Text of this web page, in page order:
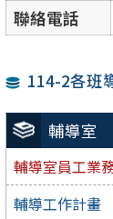
輔導室
輔導室員工業
輔導工作計畫
聯絡電話
114-2各班